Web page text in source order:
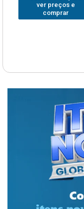
ver preços e
comprar